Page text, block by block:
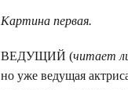
Картина первая.
ВЕДУЩИЙ (читает
но уже ведущая